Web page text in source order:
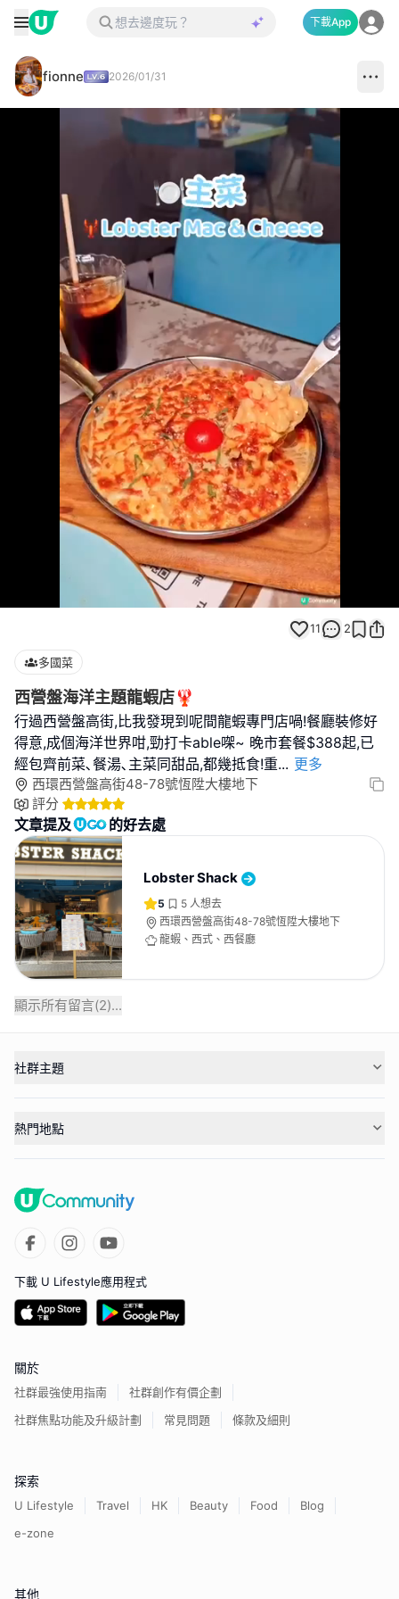
下載App
fionne 2026/01/31
100.00%
11 2
多國菜
西營盤海洋主題龍蝦店🦞
行過西營盤高街,比我發現到呢間龍蝦專門店喎!餐廳裝修好
得意,成個海洋世界咁,勁打卡able㗎~ 晚市套餐$388起,已
經包齊前菜､餐湯､主菜同甜品,都幾抵食!重... 更多
西環西營盤高街48-78號恆陞大樓地下
評分
文章提及 的好去處
Lobster Shack
5 5 人想去
西環西營盤高街48-78號恆陞大樓地下
龍蝦、西式、西餐廳
顯示所有留言(2)...
社群主題
熱門地點
下載 U Lifestyle應用程式
關於
社群最強使用指南
社群創作有價企劃
社群焦點功能及升級計劃
常見問題 條款及細則
探索
U Lifestyle Travel HK Beauty Food
Blog
e-zone
其他